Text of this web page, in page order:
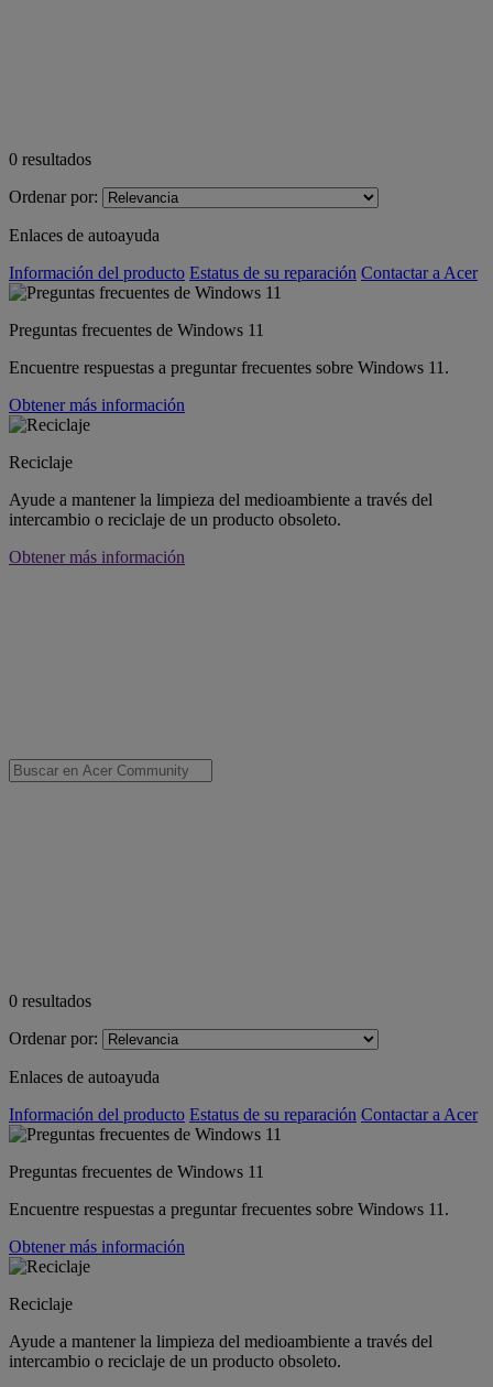
0 resultados
Ordenar por:
Enlaces de autoayuda
Información del producto Estatus de su reparación Contactar a Acer
Preguntas frecuentes de Windows 11
Encuentre respuestas a preguntar frecuentes sobre Windows 11.
Obtener más información
Reciclaje
Ayude a mantener la limpieza del medioambiente a través del
intercambio o reciclaje de un producto obsoleto.
Obtener más información
0 resultados
Ordenar por:
Enlaces de autoayuda
Información del producto Estatus de su reparación Contactar a Acer
Preguntas frecuentes de Windows 11
Encuentre respuestas a preguntar frecuentes sobre Windows 11.
Obtener más información
Reciclaje
Ayude a mantener la limpieza del medioambiente a través del
intercambio o reciclaje de un producto obsoleto.